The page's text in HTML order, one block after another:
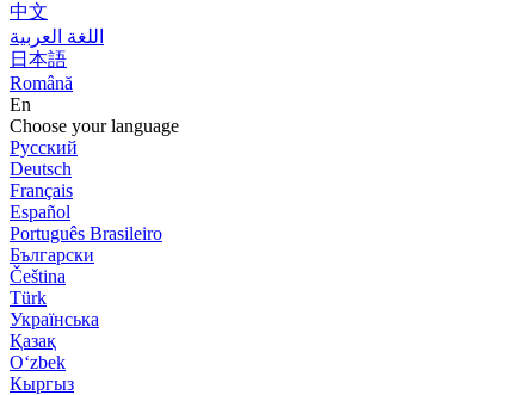
中文
اللغة العربية
日本語
Română
En
Choose your language
Русский
Deutsch
Français
Español
Português Brasileiro
Български
Čeština
Türk
Українська
Қазақ
Оʻzbek
Кыргыз